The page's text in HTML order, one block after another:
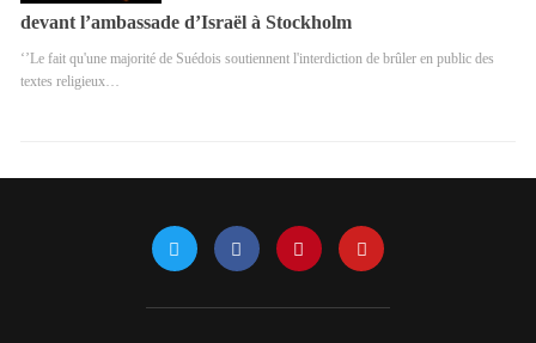
devant l’ambassade d’Israël à Stockholm
‘’Le fait qu'une majorité de Suédois soutiennent l'interdiction de brûler en public des
textes religieux…